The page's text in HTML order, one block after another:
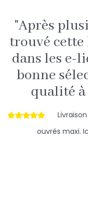
"Après
trouvé
dans les e-
bonne
qualité
ouvrés maxi.